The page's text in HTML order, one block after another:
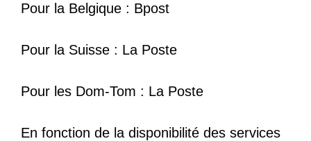
Pour la Belgique : Bpost
Pour la Suisse : La Poste
Pour les Dom-Tom : La Poste
En fonction de la disponibilité des services